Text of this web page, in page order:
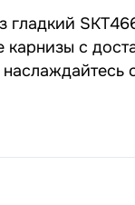
карнизы с